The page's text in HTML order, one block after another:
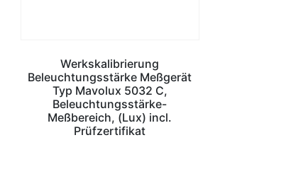
Werkskalibrierung
Beleuchtungsstärke Meßgerät
Typ Mavolux 5032 C,
Beleuchtungsstärke-
Meßbereich, (Lux) incl.
Prüfzertifikat